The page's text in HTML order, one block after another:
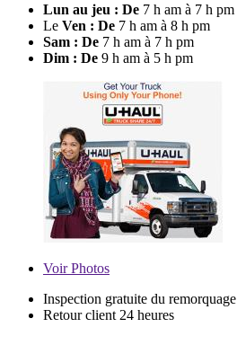
Lun au jeu : De 7 h am à 7 h pm
Le Ven : De 7 h am à 8 h pm
Sam : De 7 h am à 7 h pm
Dim : De 9 h am à 5 h pm
VoirPhotos
Inspection gratuite du remorquage
Retour client 24 heures